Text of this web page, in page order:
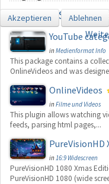
Plugins& Skins
YouTube
inMedienformat Info
This package contains a
OnlineVideos and was
OnlineVideos
inFilme und Videos
This plugin allows watching
feeds, parsing html pages,...
PureVisionHD
in16:9 Widescreen
PureVisionHD 1080 Xmas
PureVisionHD 1080 (wide
Akzeptieren Ablehnen